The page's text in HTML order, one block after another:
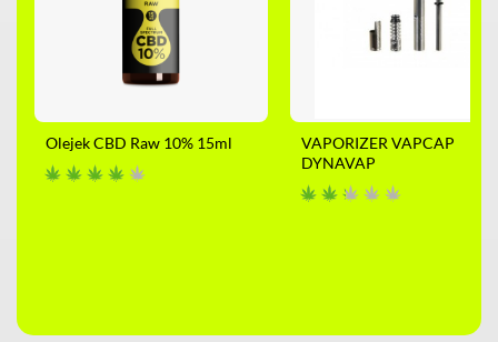
Olejek CBD Raw 10% 15ml
VAPORIZER VAPCAP
DYNAVAP